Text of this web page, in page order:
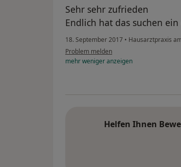
Sehr sehr zufrieden
Endlich hat das suchen ein
18. September 2017 • Hausarztpraxis
Problem melden
mehrwenigeranzeigen
Helfen Ihnen